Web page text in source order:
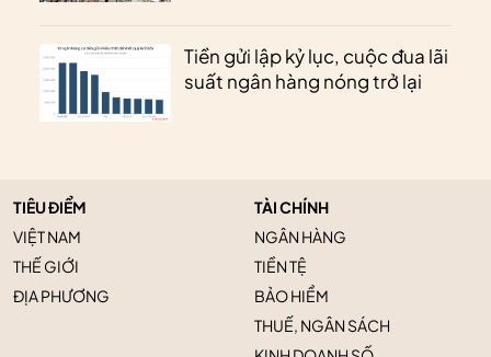
Tiền gửi lập kỷ lục, cuộc đua lãi
suất ngân hàng nóng trở lại
TIÊU ĐIỂM
VIỆT NAM
THẾ GIỚI
ĐỊA PHƯƠNG
TÀI CHÍNH
NGÂN HÀNG
TIỀN TỆ
BẢO HIỂM
THUẾ, NGÂN SÁCH